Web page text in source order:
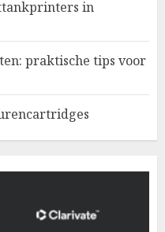
in
praktische tips voor